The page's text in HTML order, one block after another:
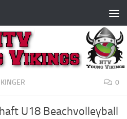
0
U18 Beachvolleyball